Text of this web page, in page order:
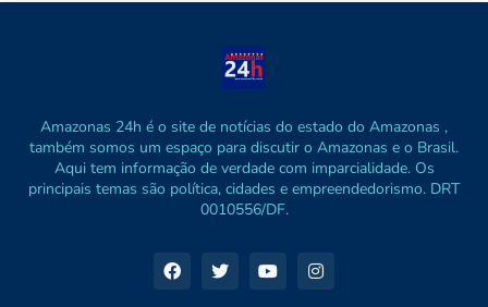
Amazonas 24h é o site de notícias do estado do Amazonas ,
também somos um espaço para discutir o Amazonas e o Brasil.
Aqui tem informação de verdade com imparcialidade. Os
principais temas são política, cidades e empreendedorismo. DRT
0010556/DF.